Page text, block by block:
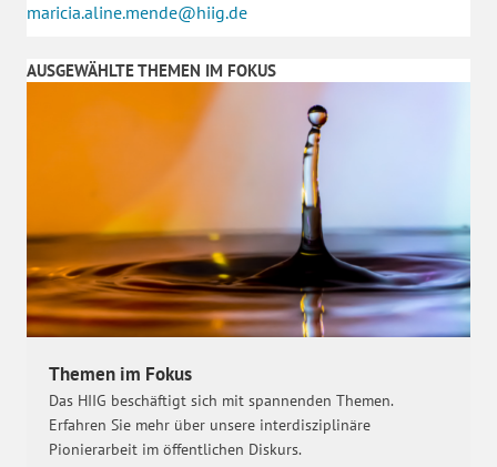
maricia.aline.mende@hiig.de
AUSGEWÄHLTE THEMEN IM FOKUS
Themen im Fokus
Das HIIG beschäftigt sich mit spannenden Themen.
Erfahren Sie mehr über unsere interdisziplinäre
Pionierarbeit im öffentlichen Diskurs.